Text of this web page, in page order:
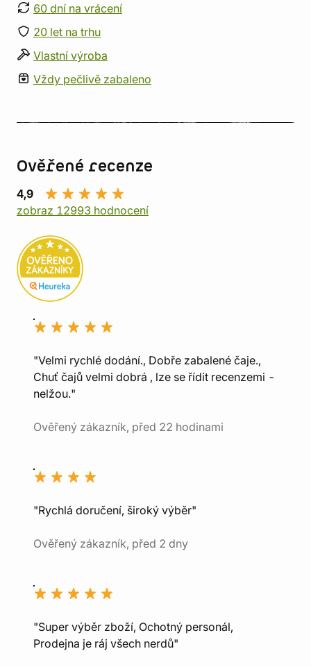
60 dní na vrácení
20 let na trhu
Vlastní výroba
Vždy pečlivě zabaleno
Ověřené recenze
4,9
zobraz 12993 hodnocení
"Velmi rychlé dodání., Dobře zabalené čaje.,
Chuť čajů velmi dobrá , lze se řídit recenzemi -
nelžou."
Ověřený zákazník, před 22 hodinami
"Rychlá doručení, široký výběr"
Ověřený zákazník, před 2 dny
"Super výběr zboží, Ochotný personál,
Prodejna je ráj všech nerdů"